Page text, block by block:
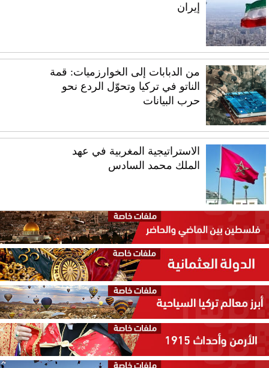
إيران
من الدبابات إلى الخوارزميات: قمة
الناتو في تركيا وتحوّل الردع نحو
حرب البيانات
الاستراتيجية المغربية في عهد
الملك محمد السادس